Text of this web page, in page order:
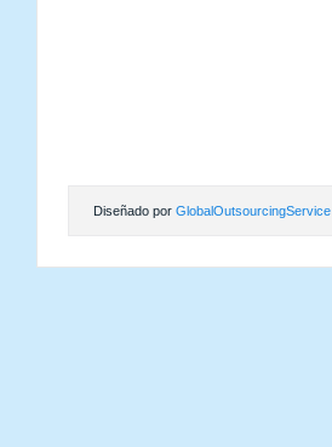
Diseñado por GlobalOutsourcingService